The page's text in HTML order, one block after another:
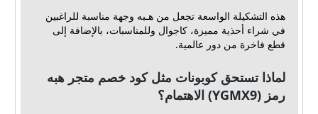
هذه التشكيلة الواسعة تجعل من هـبه وجهة مناسبة للراغبين
في شراء أحذية مميزة، كاجوال وللمناسبات، بالإضافة إلى
قطع فاخرة من دور عالمية.
لماذا تستحق كوبونات مثل كود خصم متجر هبه
رمز (YGMX9) الاهتمام؟